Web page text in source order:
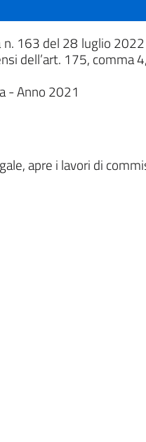
163 del 28 luglio
dell’art. 175, comma
- Anno 2021
apre i lavori di